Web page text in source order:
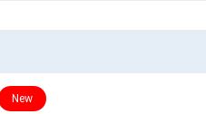
New